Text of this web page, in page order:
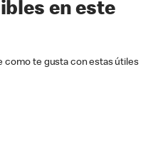
en este
como te gusta con estas útiles